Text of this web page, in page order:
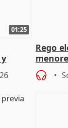
01:25
con
Rego